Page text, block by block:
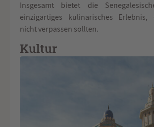
Insgesamt bietet die
einzigartiges kulinarisches Erlebnis,
nicht verpassen sollten.
Kultur